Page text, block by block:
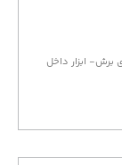
برش- ابزار داخل